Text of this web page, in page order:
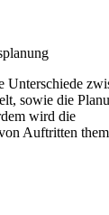
Unterschiede
sowie die
wird die
Auftritten